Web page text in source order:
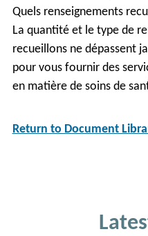
Quels renseignements
La quantité et le type de
recueillons ne dépassent
pour vous fournir des
en matière de soins de
Return to Document